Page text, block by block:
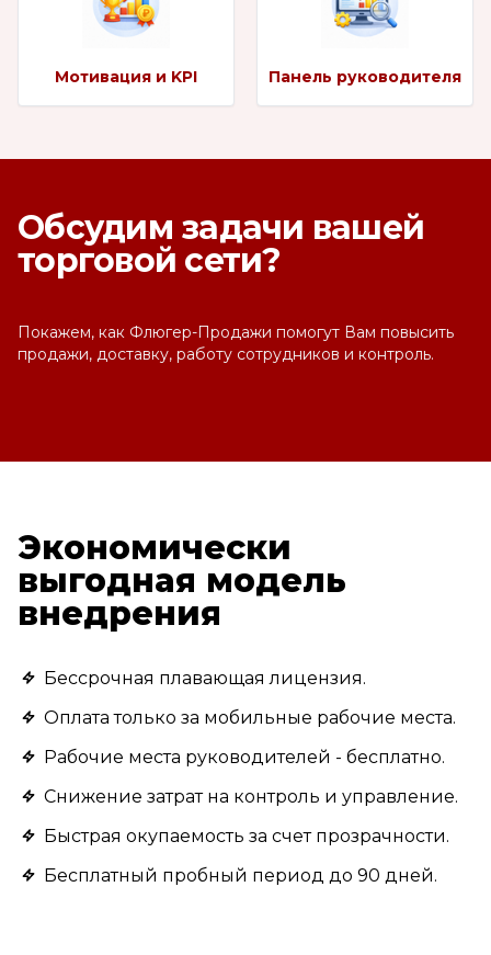
Мотивация и KPI Панель руководителя
Обсудим задачи вашей
торговой сети?
Покажем, как Флюгер-Продажи помогут Вам повысить
продажи, доставку, работу сотрудников и контроль.
Экономически
выгодная модель
внедрения
Бессрочная плавающая лицензия.
Оплата только за мобильные рабочие места.
Рабочие места руководителей - бесплатно.
Снижение затрат на контроль и управление.
Быстрая окупаемость за счет прозрачности.
Бесплатный пробный период до 90 дней.